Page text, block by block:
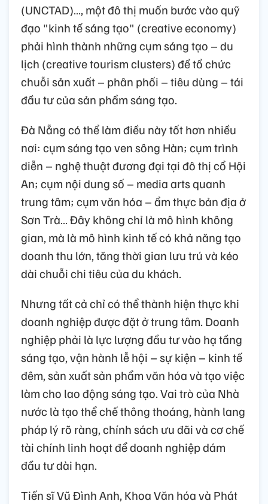
(UNCTAD)…, một đô thị muốn bước vào quỹ
đạo "kinh tế sáng tạo" (creative economy)
phải hình thành những cụm sáng tạo – du
lịch (creative tourism clusters) để tổ chức
chuỗi sản xuất – phân phối – tiêu dùng – tái
đầu tư của sản phẩm sáng tạo.
Đà Nẵng có thể làm điều này tốt hơn nhiều
nơi: cụm sáng tạo ven sông Hàn; cụm trình
diễn – nghệ thuật đương đại tại đô thị cổ Hội
An; cụm nội dung số – media arts quanh
trung tâm; cụm văn hóa – ẩm thực bản địa ở
Sơn Trà… Đây không chỉ là mô hình không
gian, mà là mô hình kinh tế có khả năng tạo
doanh thu lớn, tăng thời gian lưu trú và kéo
dài chuỗi chi tiêu của du khách.
Nhưng tất cả chỉ có thể thành hiện thực khi
doanh nghiệp được đặt ở trung tâm. Doanh
nghiệp phải là lực lượng đầu tư vào hạ tầng
sáng tạo, vận hành lễ hội – sự kiện – kinh tế
đêm, sản xuất sản phẩm văn hóa và tạo việc
làm cho lao động sáng tạo. Vai trò của Nhà
nước là tạo thể chế thông thoáng, hành lang
pháp lý rõ ràng, chính sách ưu đãi và cơ chế
tài chính linh hoạt để doanh nghiệp dám
đầu tư dài hạn.
Tiến sĩ Vũ Đình Anh, Khoa Văn hóa và Phát